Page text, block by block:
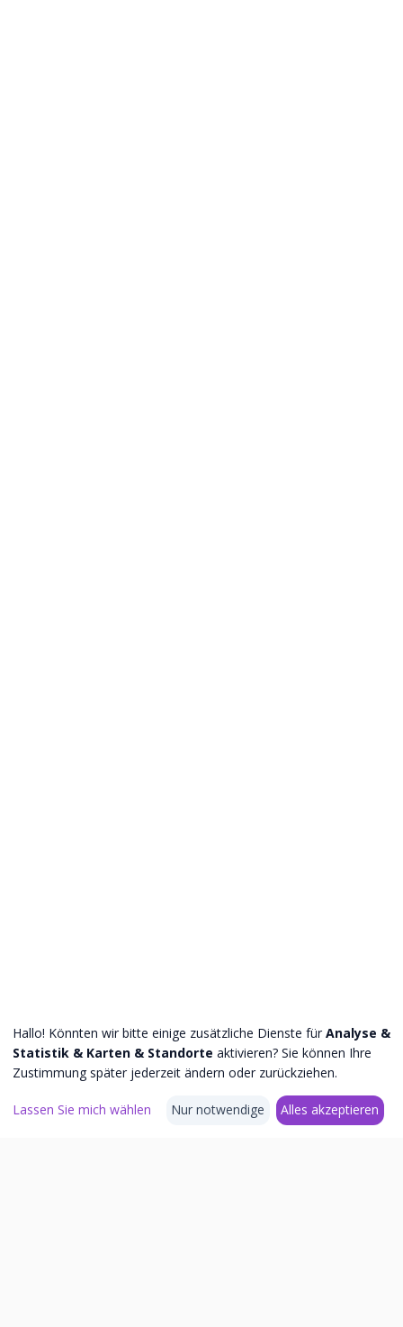
Hallo! Könnten wir bitte einige zusätzliche Dienste für Analyse &
Statistik & Karten & Standorte aktivieren? Sie können Ihre
Zustimmung später jederzeit ändern oder zurückziehen.
Lassen Sie mich wählen Nur notwendige Alles akzeptieren